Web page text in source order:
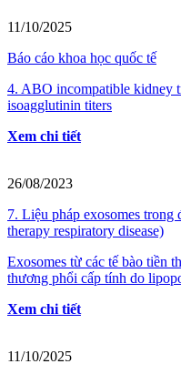
11/10/2025
Báo cáo khoa học quốc tế
4. ABO incompatible kidney
isoagglutinin titers
Xem chi tiết
26/08/2023
7. Liệu pháp exosomes trong
therapy respiratory disease)
Exosomes từ các tế bào tiền
thương phổi cấp tính do
Xem chi tiết
11/10/2025